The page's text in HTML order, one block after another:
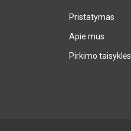
Pristatymas
Apie mus
Pirkimo taisyklės